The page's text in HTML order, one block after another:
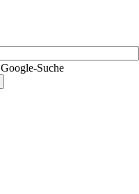
Google-Suche